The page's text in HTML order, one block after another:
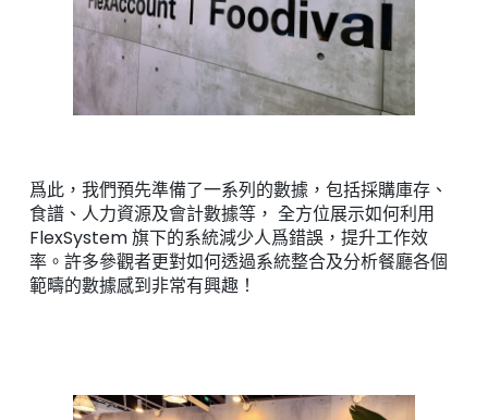
爲此，我們預先準備了一系列的數據，包括採購庫存、
食譜、人力資源及會計數據等， 全方位展示如何利用
FlexSystem 旗下的系統減少人爲錯誤，提升工作效
率。許多參觀者更對如何透過系統整合及分析餐廳各個
範疇的數據感到非常有興趣！